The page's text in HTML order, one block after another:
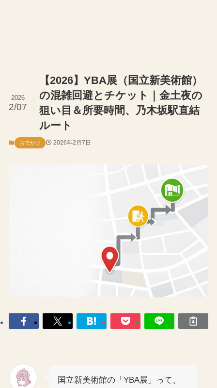
【2026】YBA展（国立新美術館）
の混雑回避とチケット｜金土夜の
狙い目＆所要時間、乃木坂駅直結
ルート
2026
2/07
おでかけ 2026年2月7日
国立新美術館の「YBA展」って、